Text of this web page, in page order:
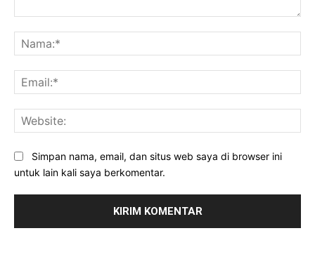
Simpan nama, email, dan situs web saya di browser ini
untuk lain kali saya berkomentar.